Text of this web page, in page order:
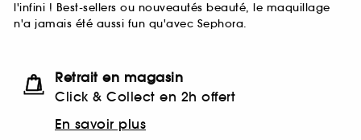
l'infini ! Best-sellers ou nouveautés beauté, le maquillage
n'a jamais été aussi fun qu'avec Sephora.
Retrait en magasin
Click & Collect en 2h offert
En savoir plus